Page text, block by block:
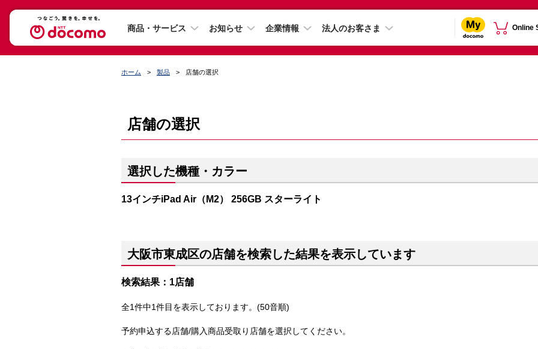
商品・サービス お知らせ 企業情報 法人のお客さま Online
ホーム 製品 店舗の選択
店舗の選択
選択した機種・カラー
13インチiPad Air（M2） 256GB スターライト
大阪市東成区の店舗を検索した結果を表示しています
検索結果：1店舗
全1件中1件目を表示しております。(50音順)
予約申込する店舗/購入商品受取り店舗を選択してください。